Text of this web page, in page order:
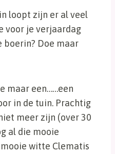
loopt zijn er al veel
voor je verjaardag
boerin? Doe maar
maar een……een
in de tuin. Prachtig
meer zijn (over 30
al die mooie
witte Clematis